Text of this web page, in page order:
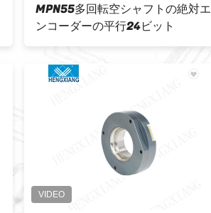
MPN55多回転空シャフトの絶対エ
ンコーダーの平行24ビット